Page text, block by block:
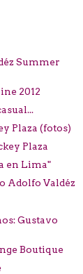
Summer
2012
Plaza (fotos)
Plaza
en Lima"
Adolfo Valdéz
Gustavo
Boutique